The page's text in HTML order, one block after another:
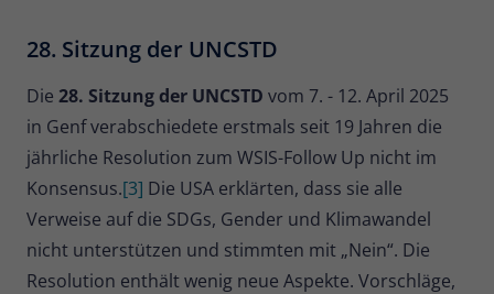
28. Sitzung der UNCSTD
Die 28. Sitzung der UNCSTD vom 7. - 12. April 2025
in Genf verabschiedete erstmals seit 19 Jahren die
jährliche Resolution zum WSIS-Follow Up nicht im
Konsensus.[3] Die USA erklärten, dass sie alle
Verweise auf die SDGs, Gender und Klimawandel
nicht unterstützen und stimmten mit „Nein“. Die
Resolution enthält wenig neue Aspekte. Vorschläge,